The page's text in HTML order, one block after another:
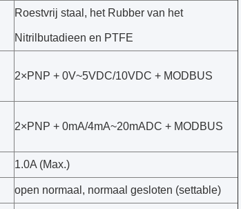
Roestvrij staal, het Rubber van het
Nitrilbutadieen en PTFE
2×PNP + 0V~5VDC/10VDC + MODBUS
2×PNP + 0mA/4mA~20mADC + MODBUS
1.0A (Max.)
open normaal, normaal gesloten (settable)